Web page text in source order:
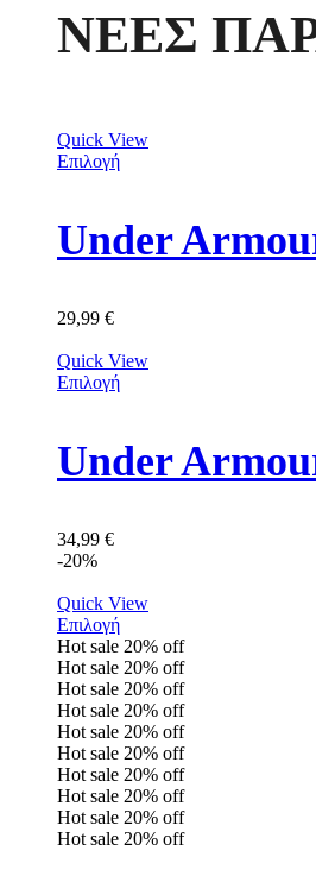
ΝΕΕΣ
Quick View
Επιλογή
Under
29,99 €
Quick View
Επιλογή
Under
34,99 €
-20%
Quick View
Επιλογή
Hot sale 20% off
Hot sale 20% off
Hot sale 20% off
Hot sale 20% off
Hot sale 20% off
Hot sale 20% off
Hot sale 20% off
Hot sale 20% off
Hot sale 20% off
Hot sale 20% off